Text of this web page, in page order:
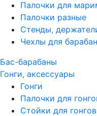
Палочки для
Палочки разные
Стенды,
Чехлы для
Бас-барабаны
Гонги, аксессуары
Гонги
Палочки для
Стойки для гонгов